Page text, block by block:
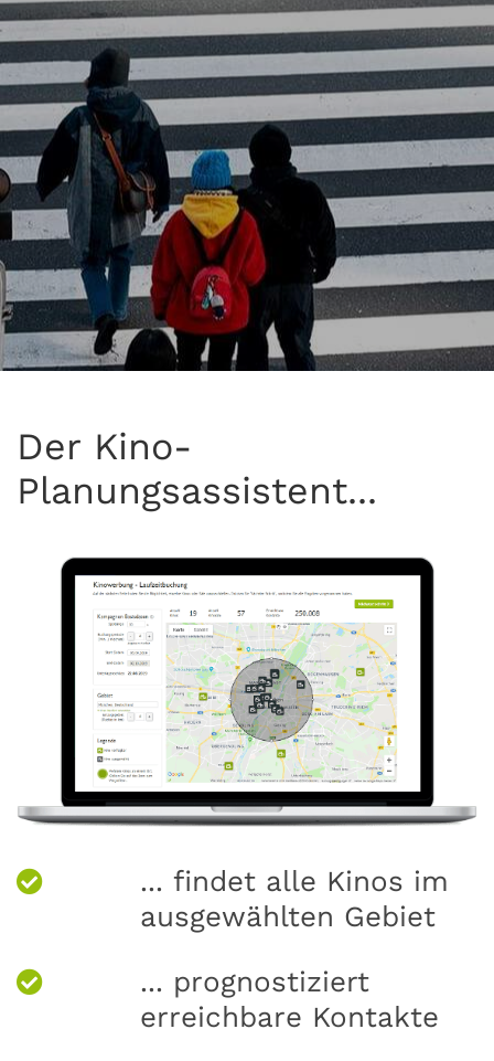
Der Kino-
Planungsassistent...
... findet alle Kinos im
ausgewählten Gebiet
... prognostiziert
erreichbare Kontakte